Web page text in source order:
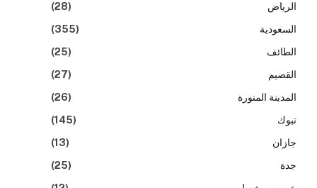
الرياض
(28)
السعودية
(355)
الطائف
(25)
القصيم
(27)
المدينة المنورة
(26)
تبوك
(145)
جازان
(13)
جدة
(25)